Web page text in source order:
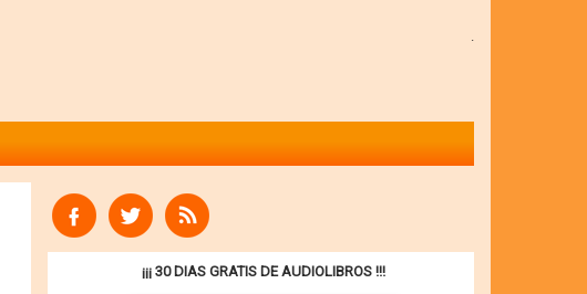
.
¡¡¡ 30 DIAS GRATIS DE AUDIOLIBROS !!!